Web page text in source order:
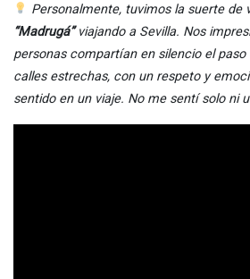
Personalmente, tuvimos la suerte de
“Madrugá”viajando a Sevilla. Nos
personas compartían en silencio el
calles estrechas, con un respeto y
sentido en un viaje. No me sentí solo ni